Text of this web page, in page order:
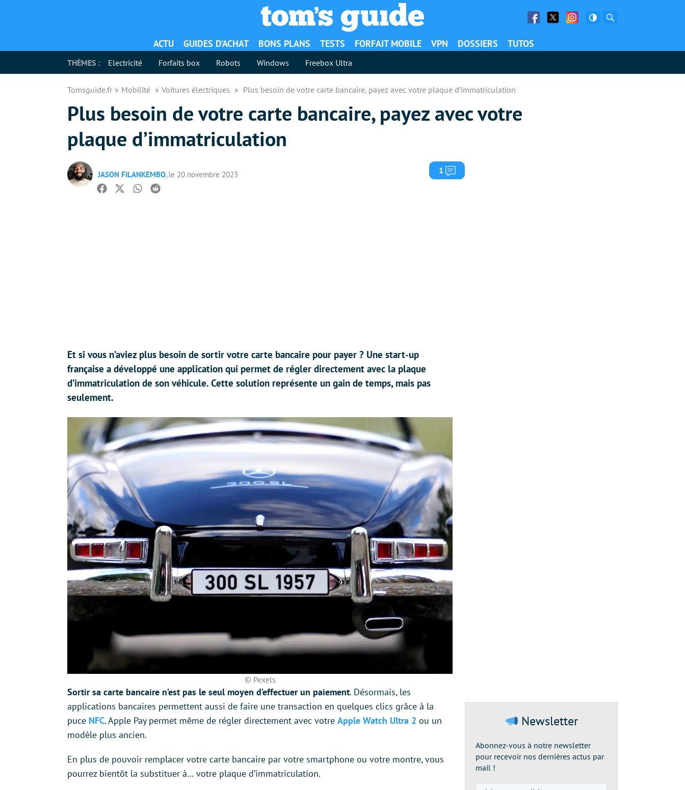
Facebook
Twitter Facebook
ACTU GUIDES D’ACHAT BONS PLANS TESTS FORFAIT MOBILE VPN DOSSIERS TUTOS
THÈMES : Electricité Forfaits box Robots Windows Freebox Ultra
Tomsguide.fr Mobilité Voitures électriques Plus besoin de votre carte bancaire, payez avec votre plaque d’immatriculation
Plus besoin de votre carte bancaire, payez avec votre
plaque d’immatriculation
JASON FILANKEMBO, le 20 novembre 2023 1 Commentaires
Facebook
TwitterWhatsapp
Reddit
Et si vous n’aviez plus besoin de sortir votre carte bancaire pour payer ? Une start-up
française a développé une application qui permet de régler directement avec la plaque
d’immatriculation de son véhicule. Cette solution représente un gain de temps, mais pas
seulement.
© Pexels
Sortir sa carte bancaire n’est pas le seul moyen d’effectuer un paiement. Désormais, les
applications bancaires permettent aussi de faire une transaction en quelques clics grâce à la
puce NFC. Apple Pay permet même de régler directement avec votre Apple Watch Ultra 2 ou un
modèle plus ancien.
En plus de pouvoir remplacer votre carte bancaire par votre smartphone ou votre montre, vous
pourrez bientôt la substituer à… votre plaque d’immatriculation.
Newsletter
Abonnez-vous à notre newsletter
pour recevoir nos dernières actus par
mail !